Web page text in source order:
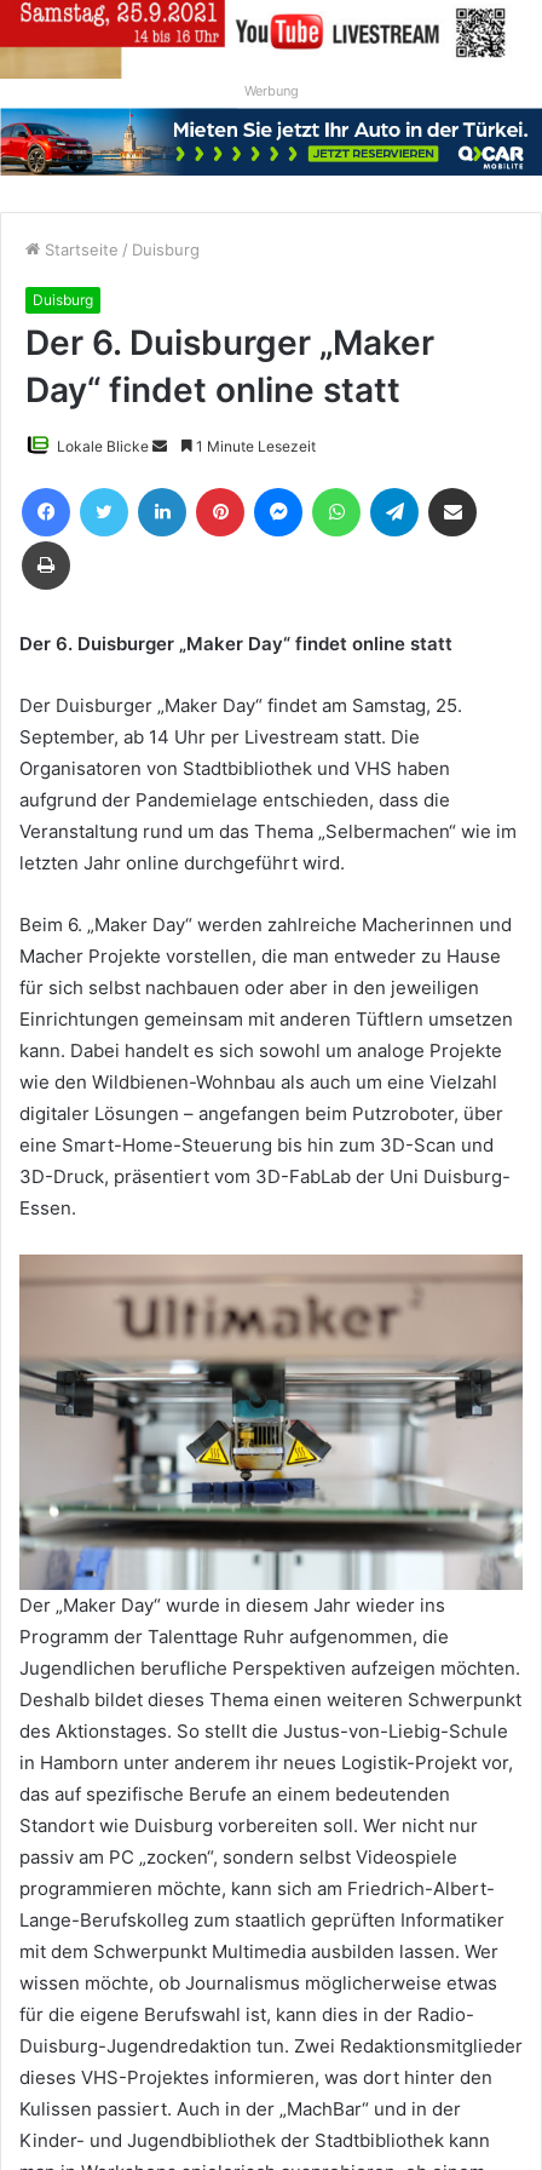
Werbung
Startseite / Duisburg
Duisburg
Der 6. Duisburger „Maker
Day“ findet online statt
Lokale Blicke
Sende
eine
E-
1 Minute Lesezeit
FacebookTwitter LinkedIn Pinterest MessengerWhatsAppTelegram
Drucken
Der 6. Duisburger „Maker Day“ findet online statt
Der Duisburger „Maker Day“ findet am Samstag, 25.
September, ab 14 Uhr per Livestream statt. Die
Organisatoren von Stadtbibliothek und VHS haben
aufgrund der Pandemielage entschieden, dass die
Veranstaltung rund um das Thema „Selbermachen“ wie im
letzten Jahr online durchgeführt wird.
Beim 6. „Maker Day“ werden zahlreiche Macherinnen und
Macher Projekte vorstellen, die man entweder zu Hause
für sich selbst nachbauen oder aber in den jeweiligen
Einrichtungen gemeinsam mit anderen Tüftlern umsetzen
kann. Dabei handelt es sich sowohl um analoge Projekte
wie den Wildbienen-Wohnbau als auch um eine Vielzahl
digitaler Lösungen – angefangen beim Putzroboter, über
eine Smart-Home-Steuerung bis hin zum 3D-Scan und
3D-Druck, präsentiert vom 3D-FabLab der Uni Duisburg-
Essen.
Der „Maker Day“ wurde in diesem Jahr wieder ins
Programm der Talenttage Ruhr aufgenommen, die
Jugendlichen berufliche Perspektiven aufzeigen möchten.
Deshalb bildet dieses Thema einen weiteren Schwerpunkt
des Aktionstages. So stellt die Justus-von-Liebig-Schule
in Hamborn unter anderem ihr neues Logistik-Projekt vor,
das auf spezifische Berufe an einem bedeutenden
Standort wie Duisburg vorbereiten soll. Wer nicht nur
passiv am PC „zocken“, sondern selbst Videospiele
programmieren möchte, kann sich am Friedrich-Albert-
Lange-Berufskolleg zum staatlich geprüften Informatiker
mit dem Schwerpunkt Multimedia ausbilden lassen. Wer
wissen möchte, ob Journalismus möglicherweise etwas
für die eigene Berufswahl ist, kann dies in der Radio-
Duisburg-Jugendredaktion tun. Zwei Redaktionsmitglieder
dieses VHS-Projektes informieren, was dort hinter den
Kulissen passiert. Auch in der „MachBar“ und in der
Kinder- und Jugendbibliothek der Stadtbibliothek kann